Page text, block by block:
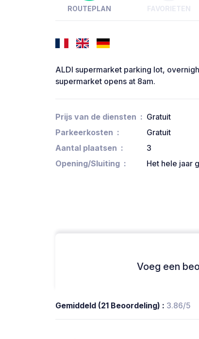
ROUTEPLAN FAVORIETEN
ALDI supermarket parking lot,
supermarket opens at 8am.
Prijs van de diensten
Gratuit
Parkeerkosten
Gratuit
Aantal plaatsen
3
Opening/Sluiting
Het hele jaar
Voeg een
Gemiddeld (21 Beoordeling) : 3.86/5